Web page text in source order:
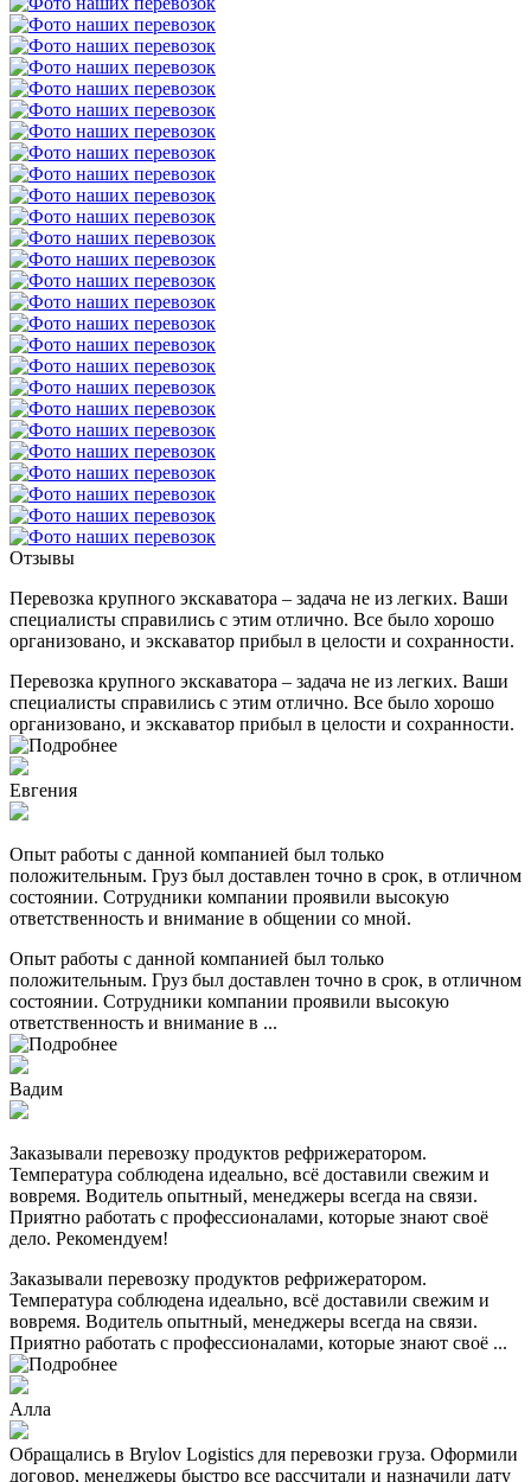
Отзывы
Перевозка крупного экскаватора – задача не из легких. Ваши
специалисты справились с этим отлично. Все было хорошо
организовано, и экскаватор прибыл в целости и сохранности.
Перевозка крупного экскаватора – задача не из легких. Ваши
специалисты справились с этим отлично. Все было хорошо
организовано, и экскаватор прибыл в целости и сохранности.
Евгения
Опыт работы с данной компанией был только
положительным. Груз был доставлен точно в срок, в отличном
состоянии. Сотрудники компании проявили высокую
ответственность и внимание в общении со мной.
Опыт работы с данной компанией был только
положительным. Груз был доставлен точно в срок, в отличном
состоянии. Сотрудники компании проявили высокую
ответственность и внимание в ...
Вадим
Заказывали перевозку продуктов рефрижератором.
Температура соблюдена идеально, всё доставили свежим и
вовремя. Водитель опытный, менеджеры всегда на связи.
Приятно работать с профессионалами, которые знают своё
дело. Рекомендуем!
Заказывали перевозку продуктов рефрижератором.
Температура соблюдена идеально, всё доставили свежим и
вовремя. Водитель опытный, менеджеры всегда на связи.
Приятно работать с профессионалами, которые знают своё ...
Алла
Обращались в Brylov Logistics для перевозки груза. Оформили
договор, менеджеры быстро все рассчитали и назначили дату